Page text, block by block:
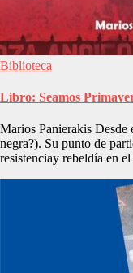
Biblioteca
Libro: Seamos
Marios Panierakis
negra?). Su punto de
resistenciay rebeldía en